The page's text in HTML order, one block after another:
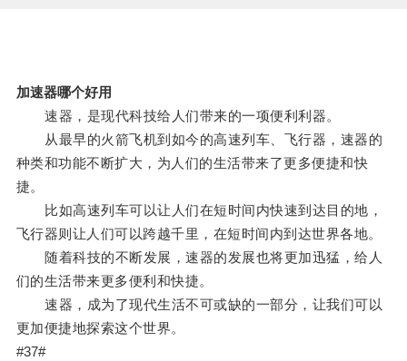
加速器哪个好用
速器，是现代科技给人们带来的一项便利利器。
从最早的火箭飞机到如今的高速列车、飞行器，速器的
种类和功能不断扩大，为人们的生活带来了更多便捷和快
捷。
比如高速列车可以让人们在短时间内快速到达目的地，
飞行器则让人们可以跨越千里，在短时间内到达世界各地。
随着科技的不断发展，速器的发展也将更加迅猛，给人
们的生活带来更多便利和快捷。
速器，成为了现代生活不可或缺的一部分，让我们可以
更加便捷地探索这个世界。
#37#